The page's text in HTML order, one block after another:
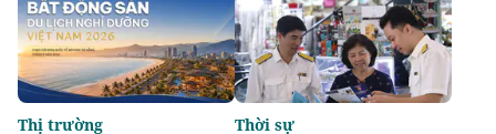
Thị trường Thời sự